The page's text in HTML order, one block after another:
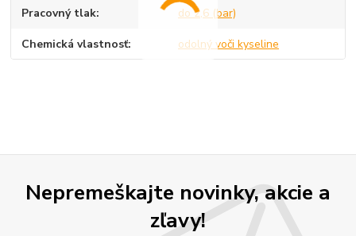
Pracovný tlak do 2,6 (bar)
Chemická vlastnosť odolný voči kyseline
Nepremeškajte novinky, akcie a
zľavy!